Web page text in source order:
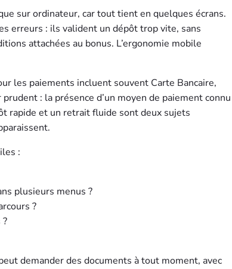
sur ordinateur, car tout tient en quelques écrans.
erreurs : ils valident un dépôt trop vite, sans
attachées au bonus. L’ergonomie mobile
les paiements incluent souvent Carte Bancaire,
: la présence d’un moyen de paiement connu
rapide et un retrait fluide sont deux sujets
:
plusieurs menus ?
?
demander des documents à tout moment, avec